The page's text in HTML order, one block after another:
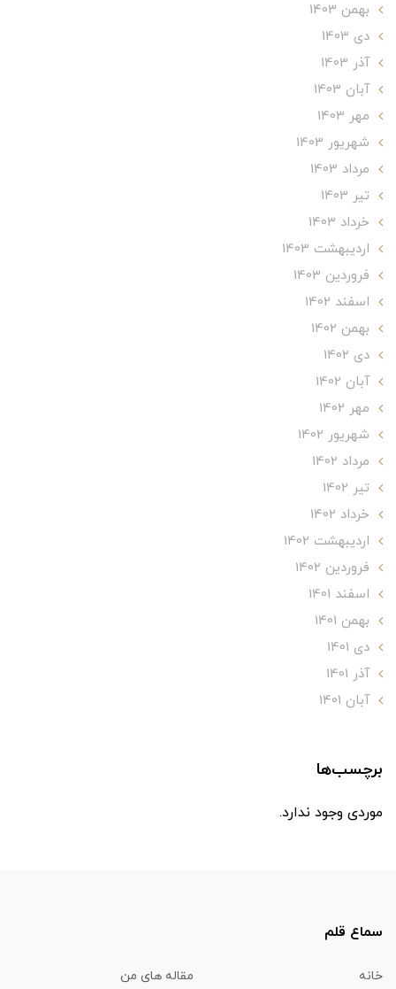
بهمن 1403
دی 1403
آذر 1403
آبان 1403
مهر 1403
شهریور 1403
مرداد 1403
تير 1403
خرداد 1403
ارديبهشت 1403
فروردین 1403
اسفند 1402
بهمن 1402
دی 1402
آبان 1402
مهر 1402
شهریور 1402
مرداد 1402
تير 1402
خرداد 1402
ارديبهشت 1402
فروردین 1402
اسفند 1401
بهمن 1401
دی 1401
آذر 1401
آبان 1401
برچسب‌ها
موردی وجود ندارد.
سماع قلم
خانه مقاله های من